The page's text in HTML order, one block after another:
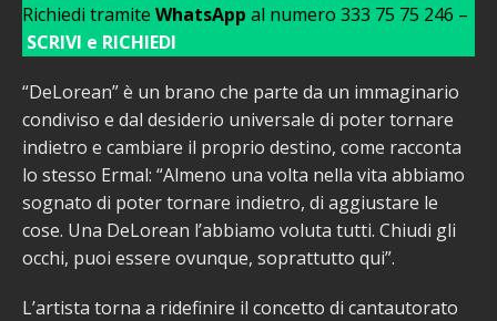
Richiedi tramite WhatsApp al numero 333 75 75 246 –
SCRIVI e RICHIEDI
“DeLorean” è un brano che parte da un immaginario
condiviso e dal desiderio universale di poter tornare
indietro e cambiare il proprio destino, come racconta
lo stesso Ermal: “Almeno una volta nella vita abbiamo
sognato di poter tornare indietro, di aggiustare le
cose. Una DeLorean l’abbiamo voluta tutti. Chiudi gli
occhi, puoi essere ovunque, soprattutto qui”.
L’artista torna a ridefinire il concetto di cantautorato